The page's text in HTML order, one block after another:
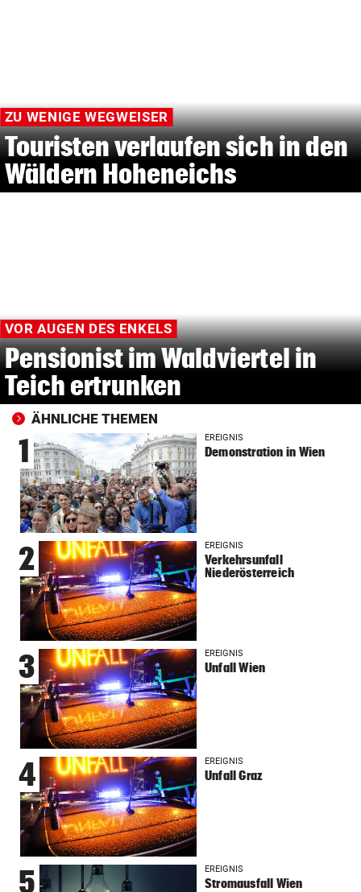
ZU WENIGE WEGWEISER
Touristen verlaufen sich in den
Wäldern Hoheneichs
VOR AUGEN DES ENKELS
Pensionist im Waldviertel in
Teich ertrunken
ÄHNLICHE THEMEN
1 EREIGNIS
Demonstration in Wien
2 EREIGNIS
Verkehrsunfall
Niederösterreich
3 EREIGNIS
Unfall Wien
4 EREIGNIS
Unfall Graz
5 EREIGNIS
Stromausfall Wien